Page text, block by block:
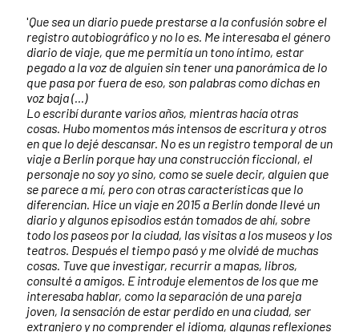
'Que sea un diario puede prestarse a la confusión sobre el
registro autobiográfico y no lo es. Me interesaba el género
diario de viaje, que me permitía un tono íntimo, estar
pegado a la voz de alguien sin tener una panorámica de lo
que pasa por fuera de eso, son palabras como dichas en
voz baja (...)
Lo escribí durante varios años, mientras hacía otras
cosas. Hubo momentos más intensos de escritura y otros
en que lo dejé descansar. No es un registro temporal de un
viaje a Berlín porque hay una construcción ficcional, el
personaje no soy yo sino, como se suele decir, alguien que
se parece a mí, pero con otras características que lo
diferencian. Hice un viaje en 2015 a Berlín donde llevé un
diario y algunos episodios están tomados de ahí, sobre
todo los paseos por la ciudad, las visitas a los museos y los
teatros. Después el tiempo pasó y me olvidé de muchas
cosas. Tuve que investigar, recurrir a mapas, libros,
consulté a amigos. E introduje elementos de los que me
interesaba hablar, como la separación de una pareja
joven, la sensación de estar perdido en una ciudad, ser
extranjero y no comprender el idioma, algunas reflexiones